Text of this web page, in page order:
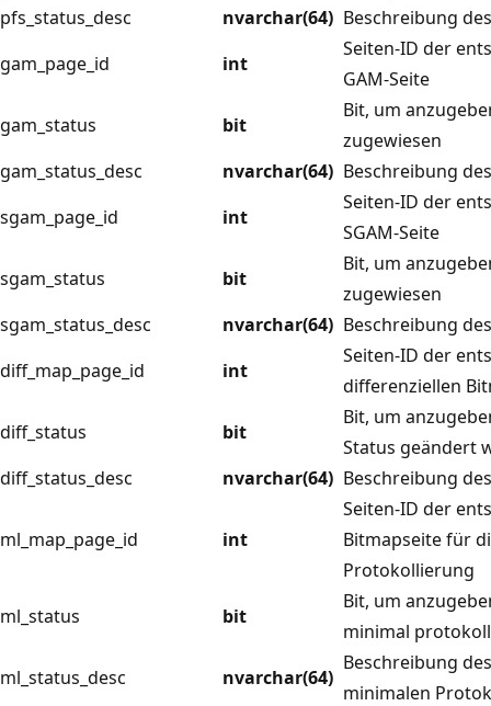
pfs_status_desc
nvarchar(64) Beschreibung
gam_page_id
int
Seiten-ID der
GAM-Seite
gam_status
bit
Bit, um
zugewiesen
gam_status_desc
nvarchar(64) Beschreibung
sgam_page_id
int
Seiten-ID der
SGAM-Seite
sgam_status
bit
Bit, um
zugewiesen
sgam_status_desc
nvarchar(64) Beschreibung
diff_map_page_id
int
Seiten-ID der
differenziellen
diff_status
bit
Bit, um
Status geändert
diff_status_desc
nvarchar(64) Beschreibung
ml_map_page_id int
Seiten-ID der
Bitmapseite für
Protokollierung
ml_status
bit
Bit, um
minimal
ml_status_desc
nvarchar(64)
Beschreibung
minimalen